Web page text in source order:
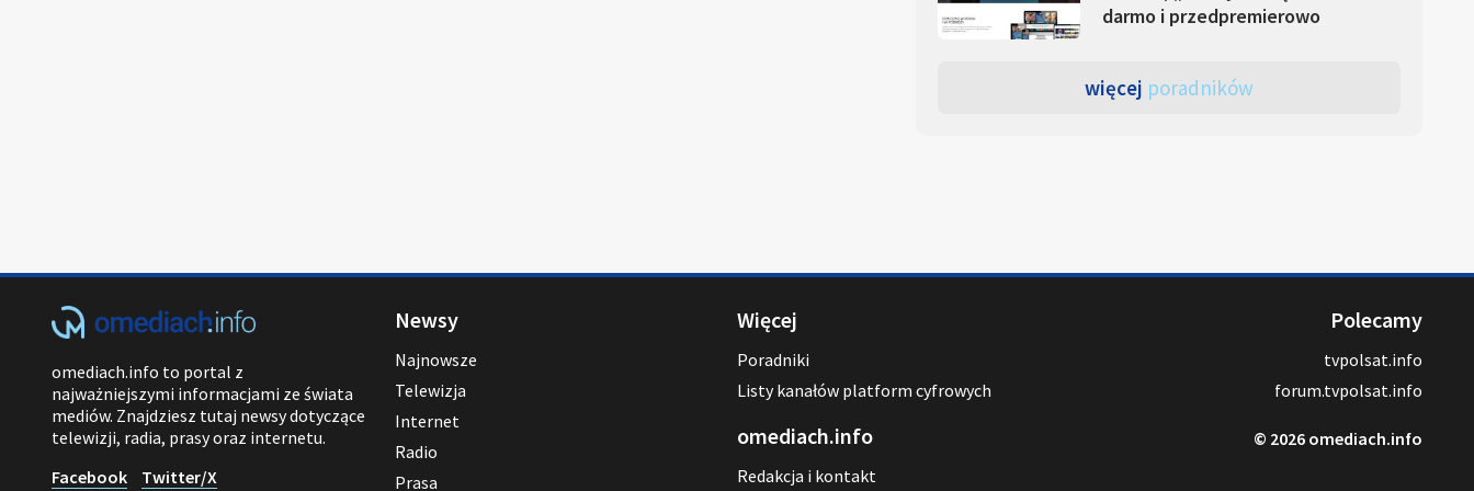
darmo i przedpremierowo
więcej poradników
omediach.info to portal z
najważniejszymi informacjami ze świata
mediów. Znajdziesz tutaj newsy dotyczące
telewizji, radia, prasy oraz internetu.
Facebook
Twitter/X
Newsy
Najnowsze
Telewizja
Internet
Radio
Prasa
Więcej
Poradniki
Listy kanałów platform cyfrowych
omediach.info
Redakcja i kontakt
Polecamy
tvpolsat.info
forum.tvpolsat.info
© 2026 omediach.info